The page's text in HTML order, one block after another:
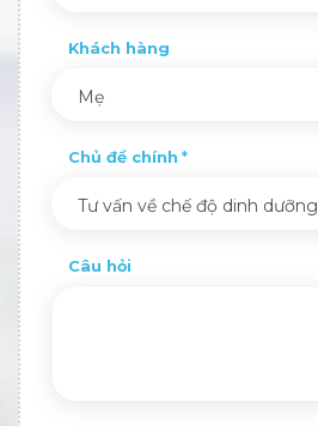
Khách hàng
Mẹ
Chủ đề chính
Tư vấn về chế độ dinh dưỡng
Câu hỏi